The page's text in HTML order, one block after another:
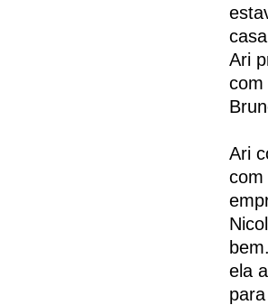
Ari
com
Ari
com
ela